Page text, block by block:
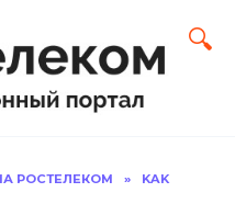
РОСТЕЛЕКОМ »
KAK